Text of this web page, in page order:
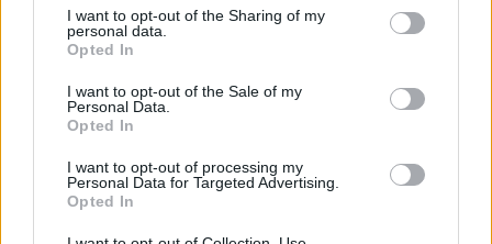
not limited to your visit or usage behaviour. You may click to
grant or deny consent to Google and its third-party tags to
use your data for below specified purposes in below Google
consent section.
I want to opt-out of the Sharing of my
personal data.
Opted In
I want to opt-out of the Sale of my
Personal Data.
Opted In
I want to opt-out of processing my
Personal Data for Targeted Advertising.
Opted In
kasul hágva, sok társunkat ilyen vagy olyan
módon lekötelezve, a Rabbitestület
véleményét az esetek többségében semmibe
véve kiürítik szervezetünk elsősorban vallási
jellegét és egy diktatórikus szisztémát a